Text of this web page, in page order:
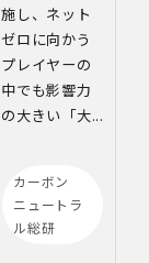
施し、ネット
ゼロに向かう
プレイヤーの
中でも影響力
の大きい「大...
カーボン
ニュートラ
ル総研